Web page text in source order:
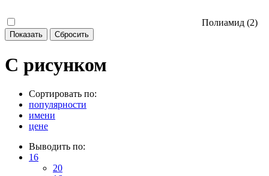
Полиамид (2)
С рисунком
Сортировать по:
популярности
имени
цене
Выводить по:
16
20